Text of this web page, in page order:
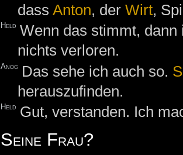
dass Anton, der Wirt,
Held Wenn das stimmt,
nichts verloren.
Anog Das sehe ich auch so.
herauszufinden.
Held Gut, verstanden. Ich
Seine Frau?